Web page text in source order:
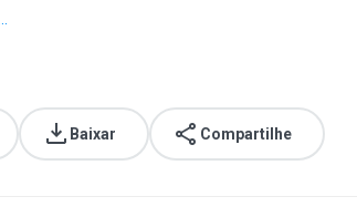
Baixar Compartilhe